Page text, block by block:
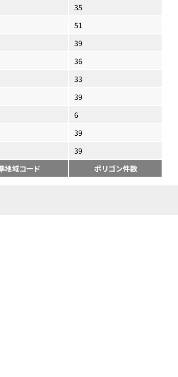
35
51
39
36
33
39
6
39
39
地域コード ポリゴン件数